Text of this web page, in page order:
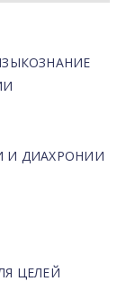
И ДИАХРОНИИ
ЦЕЛЕЙ